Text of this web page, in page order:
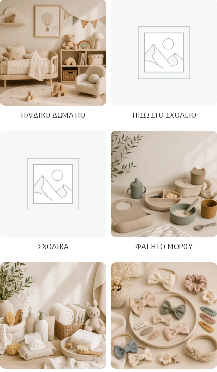
ΠΑΙΔΙΚΌ ΔΩΜΆΤΙΟ ΠΊΣΩ ΣΤΟ ΣΧΟΛΕΊΟ
ΣΧΟΛΙΚΆ ΦΑΓΗΤΌ ΜΩΡΟΎ